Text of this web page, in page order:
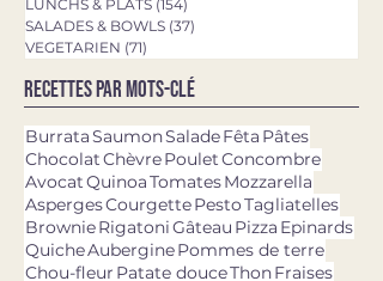
LUNCHS & PLATS (154)
SALADES & BOWLS (37)
VEGETARIEN (71)
Recettes par mots-clé
BurrataSaumonSaladeFêta Pâtes
ChocolatChèvrePouletConcombre
AvocatQuinoaTomatesMozzarella
AspergesCourgettePestoTagliatelles
BrownieRigatoniGâteau Pizza Epinards
QuicheAuberginePommes de terre
Chou-fleur Patate douceThonFraises